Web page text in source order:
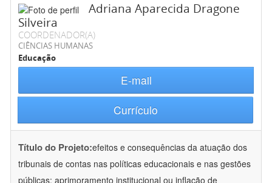
Adriana Aparecida Dragone
Silveira
COORDENADOR(A)
CIÊNCIAS HUMANAS
Educação
E-mail
Currículo
Título do Projeto:efeitos e consequências da atuação dos
tribunais de contas nas políticas educacionais e nas gestões
públicas: aprimoramento institucional ou inflação de